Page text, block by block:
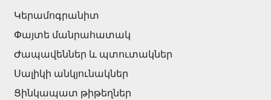
Կերամոգրանիտ
Փայտե մանրահատակ
Ժապավեններ և պտուտակներ
Սալիկի անկյունակներ
Ցինկապատ թիթեղներ